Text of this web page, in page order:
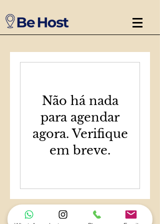
Não há nada
para agendar
agora. Verifique
em breve.